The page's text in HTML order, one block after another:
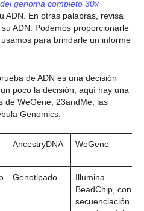
genoma completo 30x
ADN. En otras palabras, revisa
ADN. Podemos proporcionarle
para brindarle un informe
de ADN es una decisión
poco la decisión, aquí hay una
de WeGene, 23andMe, las
Genomics.
AncestryDNA WeGene
Genotipado
Illumina
BeadChip, con
secuenciación